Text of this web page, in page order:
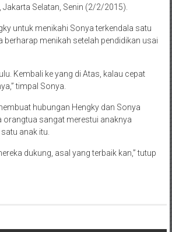
Selatan, Senin (2/2/2015).
untuk menikahi Sonya terkendala satu
berharap menikah setelah pendidikan usai
Kembali ke yang di Atas, kalau cepat
timpal Sonya.
hubungan Hengky dan Sonya
orangtua sangat merestui anaknya
anak itu.
dukung, asal yang terbaik kan,” tutup